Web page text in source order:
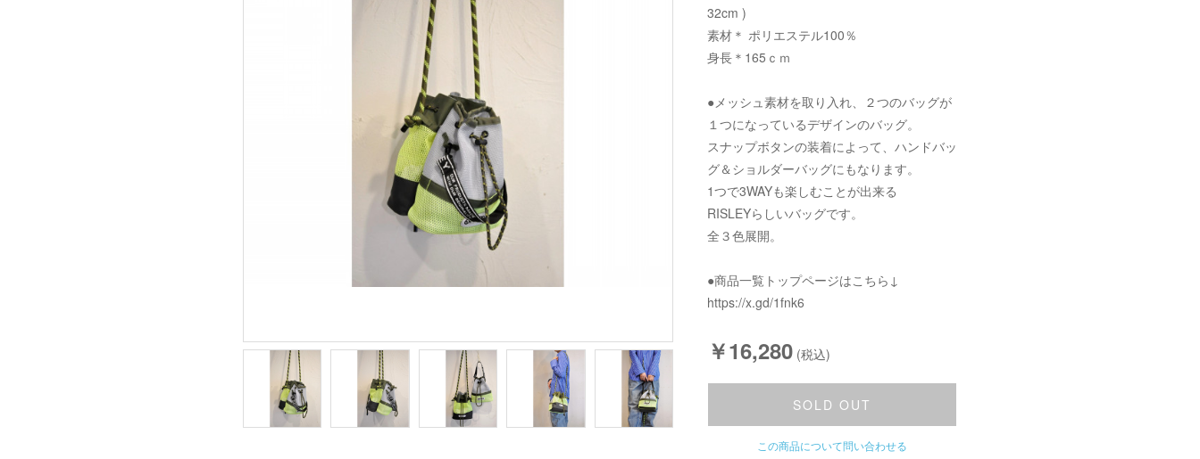
32cm )
素材＊ ポリエステル100％
身長＊165ｃｍ
●メッシュ素材を取り入れ、２つのバッグが
１つになっているデザインのバッグ。
スナップボタンの装着によって、ハンドバッ
グ＆ショルダーバッグにもなります。
1つで3WAYも楽しむことが出来る
RISLEYらしいバッグです。
全３色展開。
●商品一覧トップページはこちら↓
https://x.gd/1fnk6
￥16,280 (税込)
SOLD OUT
この商品について問い合わせる